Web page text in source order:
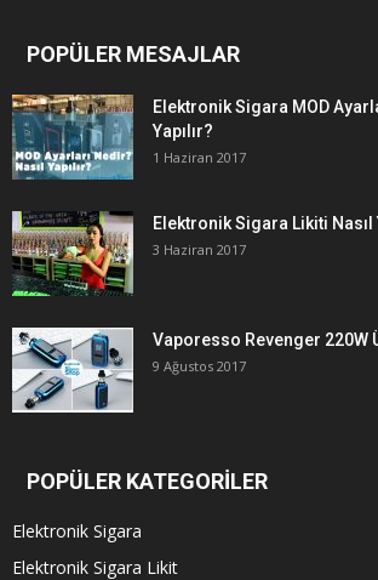
POPÜLER MESAJLAR
Elektronik Sigara MOD
Yapılır?
1 Haziran 2017
Elektronik Sigara Likiti Nasıl
3 Haziran 2017
Vaporesso Revenger 220W
9 Ağustos 2017
POPÜLER KATEGORİLER
Elektronik Sigara
Elektronik Sigara Likit